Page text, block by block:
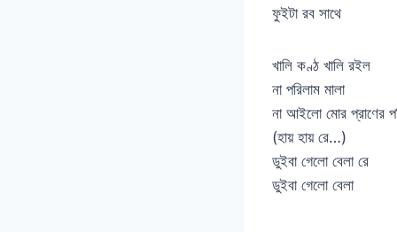
ফুইটা রব সাথে
খালি কণ্ঠ খালি রইল
না পরিলাম মালা
না আইলো মোর প্রাণের
(হায় হায় রে…)
ডুইবা গেলো বেলা রে
ডুইবা গেলো বেলা